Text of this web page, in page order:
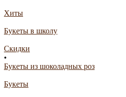
Хиты
Букеты в школу
Скидки
•
Букеты из шоколадных роз
Букеты